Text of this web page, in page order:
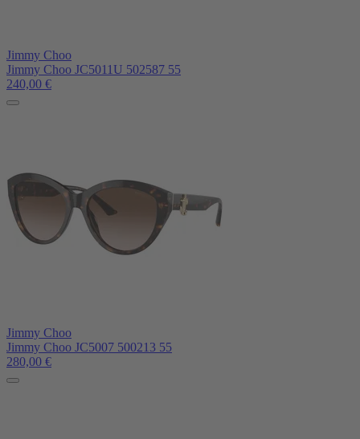
Jimmy Choo
Jimmy Choo JC5011U 502587 55
240,00 €
Jimmy Choo
Jimmy Choo JC5007 500213 55
280,00 €